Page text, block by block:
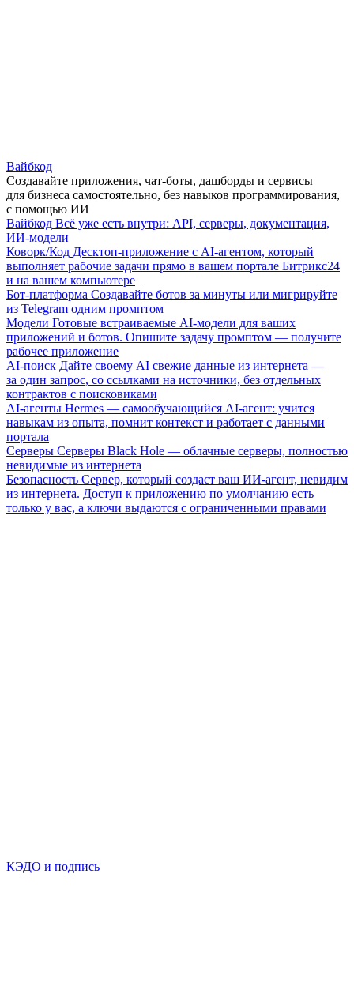
Вайбкод
Создавайте приложения, чат-боты, дашборды и сервисы
для бизнеса самостоятельно, без навыков программирования,
с помощью ИИ
Вайбкод Всё уже есть внутри: API, серверы, документация,
ИИ-модели
Коворк/Код Десктоп-приложение с AI-агентом, который
выполняет рабочие задачи прямо в вашем портале Битрикс24
и на вашем компьютере
Бот-платформа Создавайте ботов за минуты или мигрируйте
из Telegram одним промптом
Модели Готовые встраиваемые AI-модели для ваших
приложений и ботов. Опишите задачу промптом — получите
рабочее приложение
AI-поиск Дайте своему AI свежие данные из интернета —
за один запрос, со ссылками на источники, без отдельных
контрактов с поисковиками
AI-агенты Hermes — самообучающийся AI-агент: учится
навыкам из опыта, помнит контекст и работает с данными
портала
Серверы Серверы Black Hole — облачные серверы, полностью
невидимые из интернета
Безопасность Сервер, который создаст ваш ИИ-агент, невидим
из интернета. Доступ к приложению по умолчанию есть
только у вас, а ключи выдаются с ограниченными правами
КЭДО и подпись